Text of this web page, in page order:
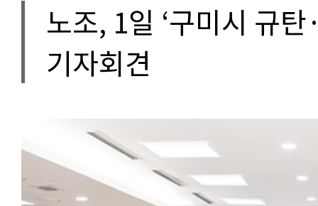
노조, 1일 ‘구미시 규
기자회견